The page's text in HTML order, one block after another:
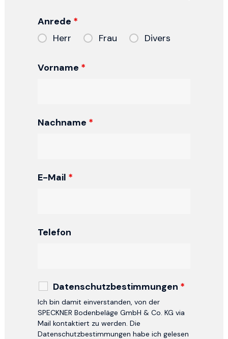
Anrede *
Herr
Frau Divers
Vorname *
Nachname *
E-Mail *
Telefon
Datenschutzbestimmungen *
Ich bin damit einverstanden, von der
SPECKNER Bodenbeläge GmbH & Co. KG via
Mail kontaktiert zu werden. Die
Datenschutzbestimmungen habe ich gelesen